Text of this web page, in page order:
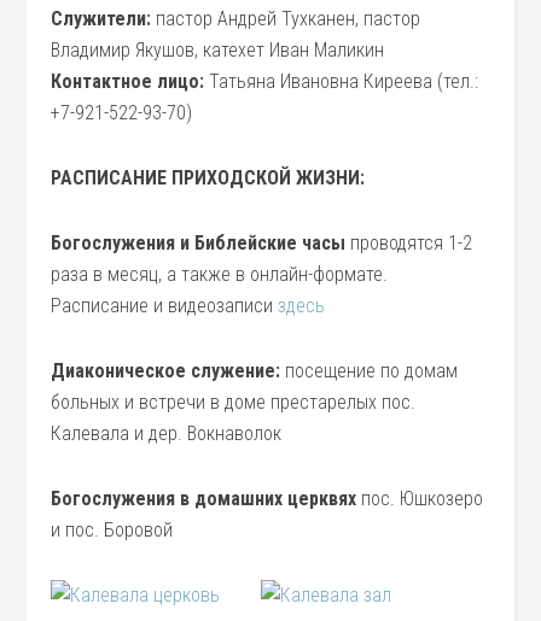
Служители: пастор Андрей Тухканен, пастор
Владимир Якушов, катехет Иван Маликин
Контактное лицо: Татьяна Ивановна Киреева (тел.:
+7-921-522-93-70)
РАСПИСАНИЕ ПРИХОДСКОЙ ЖИЗНИ:
Богослужения и Библейские часы проводятся 1-2
раза в месяц, а также в онлайн-формате.
Расписание и видеозаписиздесь
Диаконическое служение: посещение по домам
больных и встречи в доме престарелых пос.
Калевала и дер. Вокнаволок
Богослужения в домашних церквях пос. Юшкозеро
и пос. Боровой